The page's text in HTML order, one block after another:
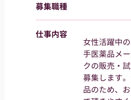
募集職種
仕事内容
女性活躍中
手医薬品メ
クの販売・
募集します
品のため、